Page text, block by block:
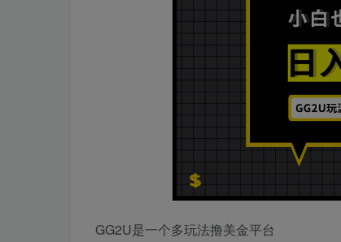
GG2U是一个多玩法撸美金平台